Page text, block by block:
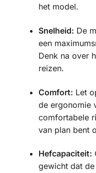
het model.
Snelheid: De
een
Denk na over
reizen.
Comfort: Let
de ergonomie
comfortabele
van plan bent
Hefcapaciteit:
gewicht dat